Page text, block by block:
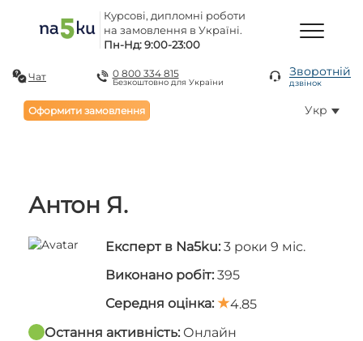
Курсові, дипломні роботи
на замовлення в Україні.
Пн-Нд: 9:00-23:00
Чат 0 800 334 815
Безкоштовно для України
Зворотній
дзвінок
Оформити замовлення Укр
Антон Я.
Експерт в Na5ku: 3 роки 9 міс.
Виконано робіт: 395
Середня оцінка:
4.85
Остання активність: Онлайн